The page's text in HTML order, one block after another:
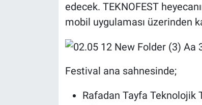
edecek. TEKNOFEST
mobil uygulaması üzerinden
Festival ana sahnesinde;
Rafadan Tayfa Teknolojik